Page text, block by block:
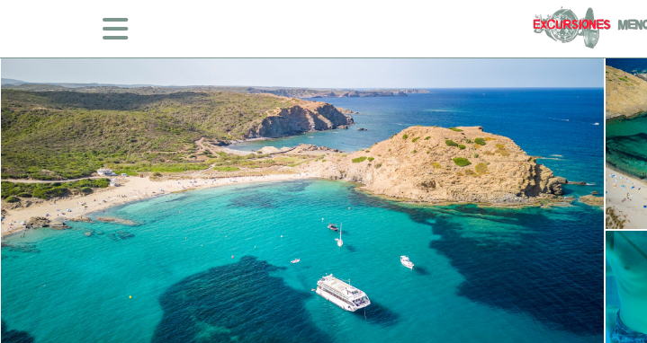
MAHÓN Y ALREDEDORES
TOUR ISLA
DÍA DEL MAR (SIN TRASLADOS)
CRUCERO COSTA ESTE (SIN TRASLADO)
DON JOAN (PASEO DE 1 HORA POR EL PUERTO DE MAHON)